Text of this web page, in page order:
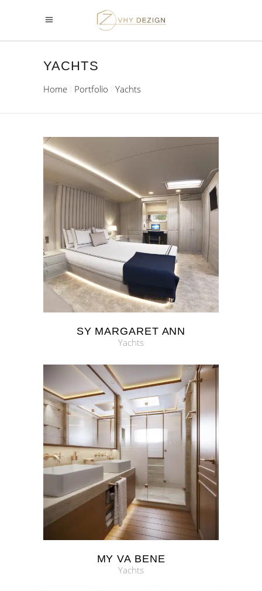
YACHTS
Home Portfolio Yachts
SY MARGARET ANN
Yachts
MY VA BENE
Yachts